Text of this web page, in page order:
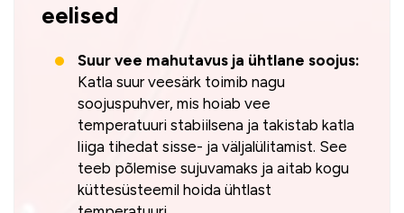
eelised
Suur vee mahutavus ja ühtlane soojus:
Katla suur veesärk toimib nagu
soojuspuhver, mis hoiab vee
temperatuuri stabiilsena ja takistab katla
liiga tihedat sisse- ja väljalülitamist. See
teeb põlemise sujuvamaks ja aitab kogu
küttesüsteemil hoida ühtlast